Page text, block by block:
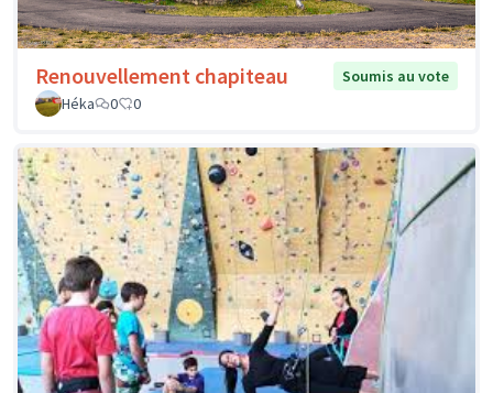
Renouvellement chapiteau
Soumis au vote
Héka
0 0